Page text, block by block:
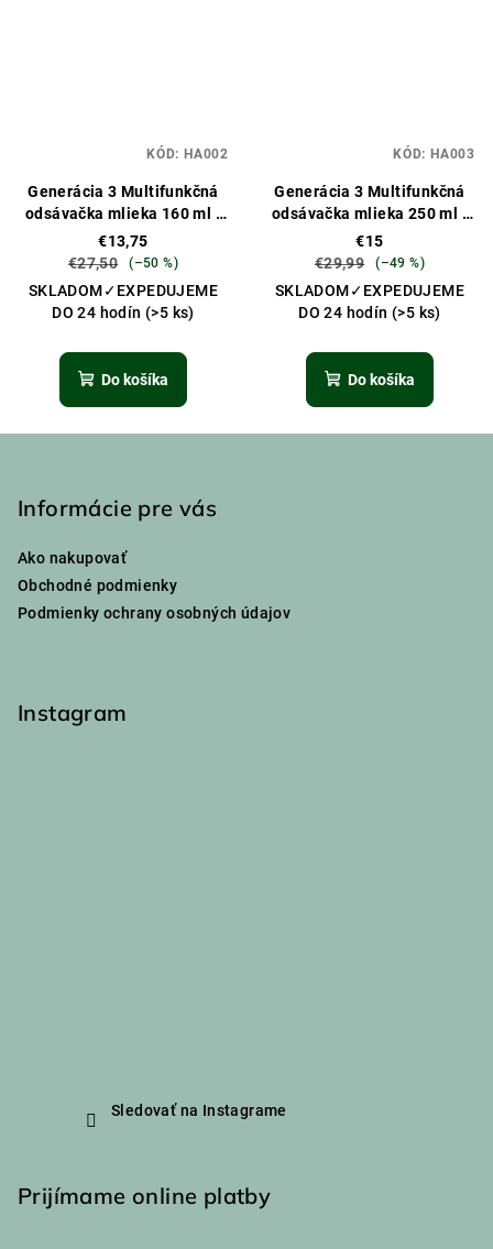
Generácia 3 Multifunkčná
odsávačka mlieka 160 ml -
sivá
€13,75
€27,50
(–50 %)
SKLADOM✓EXPEDUJEME
DO 24 hodín (>5 ks)
Do košíka
KÓD: HA002
Generácia 3 Multifunkčná
odsávačka mlieka 250 ml -
broskyňová
€15
€29,99
(–49 %)
SKLADOM✓EXPEDUJEME
DO 24 hodín (>5 ks)
Do košíka
KÓD: HA003
Informácie pre vás
Ako nakupovať
Obchodné podmienky
Podmienky ochrany osobných údajov
Instagram
Sledovať na Instagrame
Prijímame online platby